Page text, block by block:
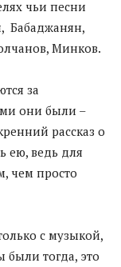
чьи песни
Бабаджанян,
Минков.
за
они были –
рассказ о
ею, ведь для
чем просто
с музыкой,
тогда, это